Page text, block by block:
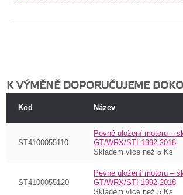
K VÝMĚNĚ DOPORUČUJEME
Kód Název
ST4100055110
Pevné uložení motoru –
GT/WRX/STI 1992-2018
Skladem více než 5 Ks
ST4100055120
Pevné uložení motoru –
GT/WRX/STI 1992-2018
Skladem více než 5 Ks